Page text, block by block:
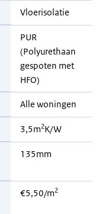
Vloerisolatie
PUR
(Polyurethaan
gespoten met
HFO)
Alle woningen
3,5m2K/W
135mm
€5,50/m2